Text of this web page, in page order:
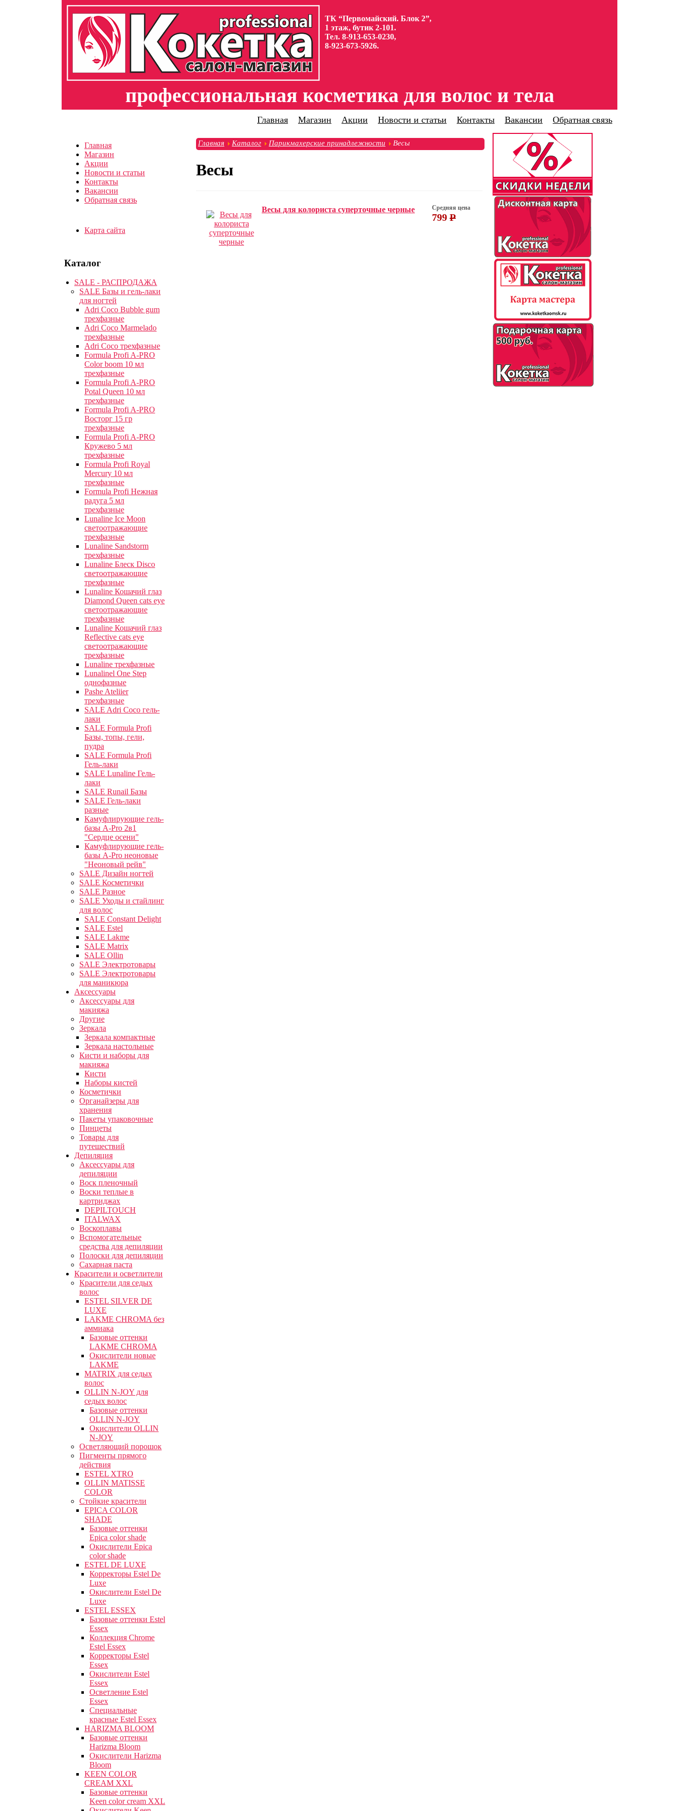
ТК “Первомайский. Блок 2”,
1 этаж, бутик 2-101.
Тел. 8-913-653-0230,
8-923-673-5926.
профессиональная косметика для волос и тела
Главная Магазин Акции Новости и статьи Контакты Вакансии Обратная связь
Главная
Магазин
Акции
Новости и статьи
Контакты
Вакансии
Обратная связь
Карта сайта
Каталог
SALE - РАСПРОДАЖА
SALE Базы и гель-лаки
для ногтей
Adri Coco Bubble gum
трехфазные
Adri Coco Marmelado
трехфазные
Adri Coco трехфазные
Formula Profi A-PRO
Color boom 10 мл
трехфазные
Formula Profi A-PRO
Potal Queen 10 мл
трехфазные
Formula Profi A-PRO
Восторг 15 гр
трехфазные
Formula Profi A-PRO
Кружево 5 мл
трехфазные
Formula Profi Royal
Merсury 10 мл
трехфазные
Formula Profi Нежная
радуга 5 мл
трехфазные
Lunaline Ice Moon
светоотражающие
трехфазные
Lunaline Sandstorm
трехфазные
Lunaline Блеск Disco
светоотражающие
трехфазные
Lunaline Кошачий глаз
Diamond Queen cats eye
светоотражающие
трехфазные
Lunaline Кошачий глаз
Reflective cats eye
светоотражающие
трехфазные
Lunaline трехфазные
Lunalinel One Step
однофазные
Pashe Ateliier
трехфазные
SALE Adri Coco гель-
лаки
SALE Formula Profi
Базы, топы, гели,
пудра
SALE Formula Profi
Гель-лаки
SALE Lunaline Гель-
лаки
SALE Runail Базы
SALE Гель-лаки
разные
Камуфлирующие гель-
базы A-Pro 2в1
"Сердце осени"
Камуфлирующие гель-
базы A-Pro неоновые
"Неоновый рейв"
SALE Дизайн ногтей
SALE Косметички
SALE Разное
SALE Уходы и стайлинг
для волос
SALE Constant Delight
SALE Estel
SALE Lakme
SALE Matrix
SALE Ollin
SALE Электротовары
SALE Электротовары
для маникюра
Аксессуары
Аксессуары для
макияжа
Другие
Зеркала
Зеркала компактные
Зеркала настольные
Кисти и наборы для
макияжа
Кисти
Наборы кистей
Косметички
Органайзеры для
хранения
Пакеты упаковочные
Пинцеты
Товары для
путешествий
Депиляция
Аксессуары для
депиляции
Воск пленочный
Воски теплые в
картриджах
DEPILTOUCH
ITALWAX
Воскоплавы
Вспомогательные
средства для депиляции
Полоски для депиляции
Сахарная паста
Красители и осветлители
Красители для седых
волос
ESTEL SILVER DE
LUXE
LAKME CHROMA без
аммиака
Базовые оттенки
LAKME CHROMA
Окислители новые
LAKME
MATRIX для седых
волос
OLLIN N-JOY для
седых волос
Базовые оттенки
OLLIN N-JOY
Окислители OLLIN
N-JOY
Осветляющий порошок
Пигменты прямого
действия
ESTEL XTRO
OLLIN MATISSE
COLOR
Стойкие красители
EPICA COLOR
SHADE
Базовые оттенки
Epica color shade
Окислители Epica
color shade
ESTEL DE LUXE
Корректоры Estel De
Luxe
Окислители Estel De
Luxe
ESTEL ESSEX
Базовые оттенки Estel
Essex
Коллекция Chrome
Estel Essex
Корректоры Estel
Essex
Окислители Estel
Essex
Осветление Estel
Essex
Специальные
красные Estel Essex
HARIZMA BLOOM
Базовые оттенки
Harizma Bloom
Окислители Harizma
Bloom
KEEN COLOR
CREAM XXL
Базовые оттенки
Keen color cream XXL
Главная Каталог Парикмахерские принадлежности Весы
Весы
Весы для колориста суперточные черные Средняя цена
799 P